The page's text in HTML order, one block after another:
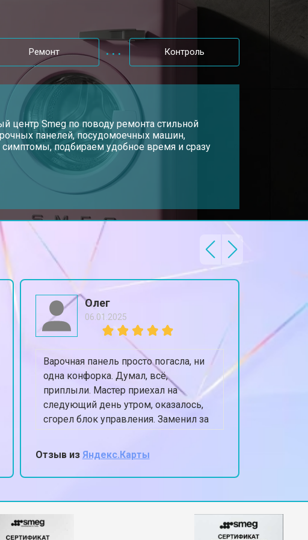
от 3650 ₽ Заказать
от 3700 ₽
от 4200 ₽ Заказать
от 2800 ₽
от 3450 ₽
от 2000 ₽ Заказать
от 3250 ₽ Заказать
от 2450 ₽ Заказать
от 1850 ₽
от 2750 ₽
Ремонт Контроль
центр Smeg по поводу ремонта стильной
панелей, посудомоечных машин,
подбираем удобное время и сразу
Олег
06.01.2025
Варочная панель просто погасла, ни
одна конфорка. Думал, всё,
приплыли. Мастер приехал на
следующий день утром, оказалось,
сгорел блок управления. Заменил за
40 минут, цена как и сказали по
телефону.
Отзыв из Яндекс.Карты